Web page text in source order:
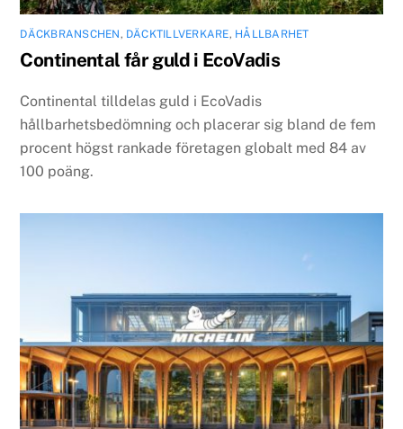
DÄCKBRANSCHEN, DÄCKTILLVERKARE, HÅLLBARHET
Continental får guld i EcoVadis
Continental tilldelas guld i EcoVadis
hållbarhetsbedömning och placerar sig bland de fem
procent högst rankade företagen globalt med 84 av
100 poäng.